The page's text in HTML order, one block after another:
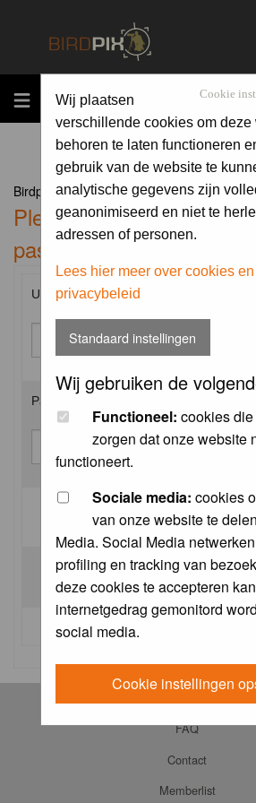
MENU Cookie
Wij plaatsen
verschillende cookies om deze
behoren te laten functioneren
gebruik van de website te
analytische gegevens zijn
geanonimiseerd en niet te
adressen of personen.
Lees hier meer over cookies
privacybeleid
Standaard instellingen
Wij gebruiken de
Functioneel: cookies
zorgen dat onze website
functioneert.
Sociale media: cookies
van onze website te
Media. Social Media
profiling en tracking van
deze cookies te accepteren
internetgedrag gemonitord
social media.
Cookie instellingen
Birdpix.nl Forum Index
Please enter your
password to log in.
Username:
Password:
Log me on automatically each visit:
I forgot my password
FAQ
Contact
Memberlist